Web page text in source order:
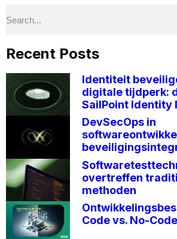
Recent Posts
Identiteit
digitale tijdperk:
SailPoint Identity
DevSecOps in
overtreffen
methoden
Code vs. No-Code